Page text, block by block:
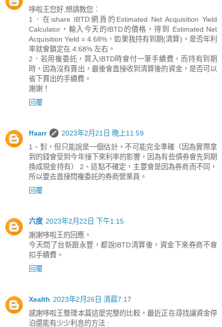
哆啦王您好,想請教您︰
1．在ishare IBTD網頁的Estimated Net Acquisition Yield
Calculator，輸入今天的IBTD的價格，得到 Estimated Net
Acquisition Yield = 4.68%，如果我持有到期(清算)，是否年利
率就會鎖定在 4.68% 左右。
2．若用複委託，買入IBTD時會付一筆手續費，而持有到期
時，因為沒有賣出，最後會直接收到清算後的資金，是否可以
省下賣出的手續費。
謝謝！
回覆
ffaarr
2023年2月21日 晚上11:59
1、對，但只能說是一個估計，不可能完全準確（因為實際拿
到的錢會受到今年接下來利率的影響，因為有些債券會先到期
換成現金持有） 2、這點不確定，主要會是因為券商而不同，
所以要去直接問複委託的券商營業員。
回覆
六度 2023年2月22日 下午1:15
謝謝哆啦王的回應。
今天問了台新跟永豐，都說IBTD清算後，資金下來券商不會
扣手續費。
回覆
Xealth 2023年2月26日 清晨7:17
感謝哆啦王整理本篇這麼完整的比較，最近正在尋找讓資金停
泊還能有少少利息的方法 :